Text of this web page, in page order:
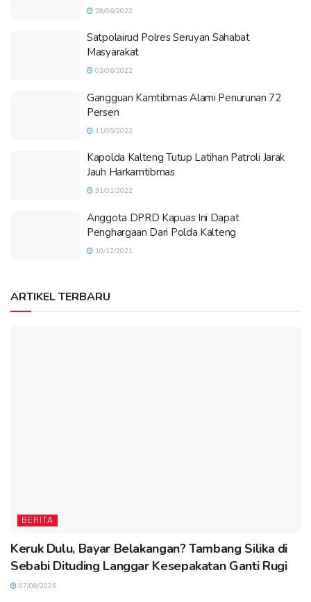
28/06/2022
Satpolairud Polres Seruyan Sahabat
Masyarakat
03/06/2022
Gangguan Kamtibmas Alami Penurunan 72
Persen
11/05/2022
Kapolda Kalteng Tutup Latihan Patroli Jarak
Jauh Harkamtibmas
31/01/2022
Anggota DPRD Kapuas Ini Dapat
Penghargaan Dari Polda Kalteng
10/12/2021
ARTIKEL TERBARU
BERITA
Keruk Dulu, Bayar Belakangan? Tambang Silika di
Sebabi Dituding Langgar Kesepakatan Ganti Rugi
07/08/2026